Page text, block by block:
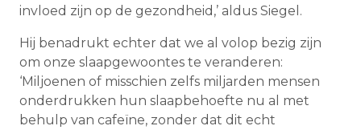
invloed zijn op de gezondheid,’ aldus Siegel.
Hij benadrukt echter dat we al volop bezig zijn
om onze slaapgewoontes te veranderen:
‘Miljoenen of misschien zelfs miljarden mensen
onderdrukken hun slaapbehoefte nu al met
behulp van cafeïne, zonder dat dit echt